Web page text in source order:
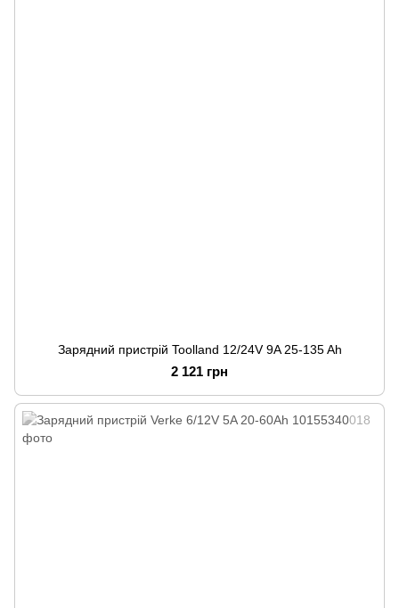
Зарядний пристрій Toolland 12/24V 9A 25-135 Ah
2 121 грн